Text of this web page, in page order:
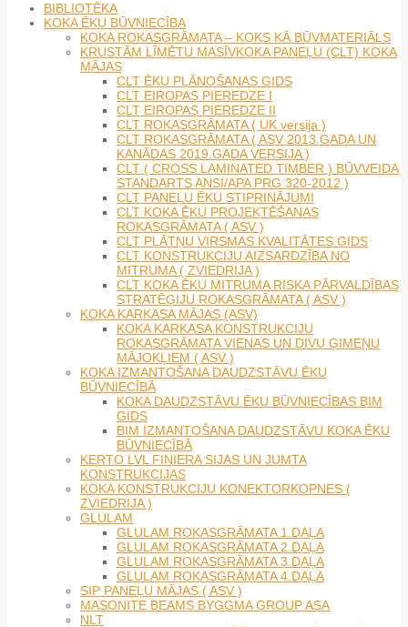
BIBLIOTĒKA
KOKA ĒKU BŪVNIECĪBA
KOKA ROKASGRĀMATA – KOKS KĀ BŪVMATERIĀLS
KRUSTĀM LĪMĒTU MASĪVKOKA PANEĻU (CLT) KOKA
MĀJAS
CLT ĒKU PLĀNOŠANAS GIDS
CLT EIROPAS PIEREDZE I
CLT EIROPAS PIEREDZE II
CLT ROKASGRĀMATA ( UK versija )
CLT ROKASGRĀMATA ( ASV 2013.GADA UN
KANĀDAS 2019.GADA VERSIJA )
CLT ( CROSS LAMINATED TIMBER ) BŪVVEIDA
STANDARTS ANSI/APA PRG 320-2012 )
CLT PANEĻU ĒKU STIPRINĀJUMI
CLT KOKA ĒKU PROJEKTĒŠANAS
ROKASGRĀMATA ( ASV )
CLT PLĀTŅU VIRSMAS KVALITĀTES GIDS
CLT KONSTRUKCIJU AIZSARDZĪBA NO
MITRUMA ( ZVIEDRIJA )
CLT KOKA ĒKU MITRUMA RISKA PĀRVALDĪBAS
STRATĒĢIJU ROKASGRĀMATA ( ASV )
KOKA KARKASA MĀJAS (ASV)
KOKA KARKASA KONSTRUKCIJU
ROKASGRĀMATA VIENAS UN DIVU ĢIMEŅU
MĀJOKĻIEM ( ASV )
KOKA IZMANTOŠANA DAUDZSTĀVU ĒKU
BŪVNIECĪBĀ
KOKA DAUDZSTĀVU ĒKU BŪVNIECĪBAS BIM
GIDS
BIM IZMANTOŠANA DAUDZSTĀVU KOKA ĒKU
BŪVNIECĪBĀ
KERTO LVL FINIERA SIJAS UN JUMTA
KONSTRUKCIJAS
KOKA KONSTRUKCIJU KONEKTORKOPNES (
ZVIEDRIJA )
GLULAM
GLULAM ROKASGRĀMATA 1.DAĻA
GLULAM ROKASGRĀMATA 2.DAĻA
GLULAM ROKASGRĀMATA 3.DAĻA
GLULAM ROKASGRĀMATA 4.DAĻA
SIP PANEĻU MĀJAS ( ASV )
MASONITE BEAMS BYGGMA GROUP ASA
NLT